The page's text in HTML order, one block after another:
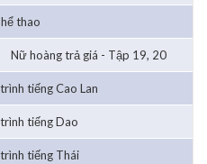
thao
Nữ hoàng trả giá - Tập 19, 20
tiếng Cao Lan
tiếng Dao
tiếng Thái